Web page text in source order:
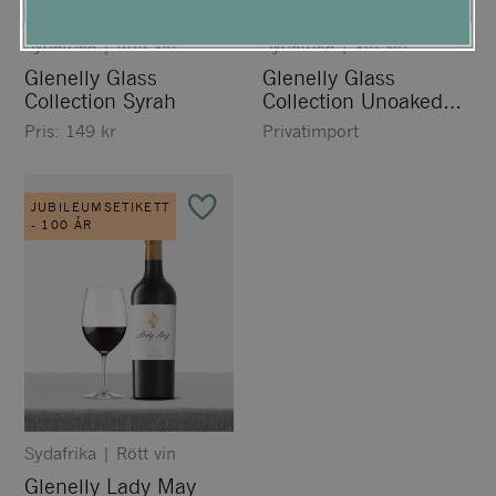
Sydafrika |Rött vin
Glenelly Glass
Collection Syrah
Pris: 149 kr
Sydafrika |Vitt vin
Glenelly Glass
Collection Unoaked
Chardonnay
Privatimport
JUBILEUMSETIKETT
- 100 ÅR
Sydafrika | Rött vin
Glenelly Lady May